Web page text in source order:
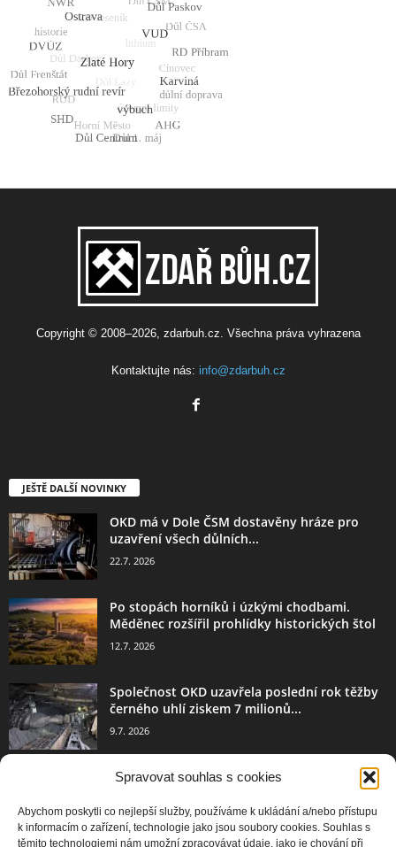
Spravovat souhlas s cookies
Abychom poskytli co nejlepší služby, používáme k ukládání a/nebo přístupu
k informacím o zařízení, technologie jako jsou soubory cookies. Souhlas s
těmito technologiemi nám umožní zpracovávat údaje, jako je chování při
Copyright © 2008–2026, zdarbuh.cz. Všechna práva vyhrazena
Kontaktujte nás: info@zdarbuh.cz
JEŠTĚ DALŠÍ NOVINKY
OKD má v Dole ČSM dostavěny hráze pro
uzavření všech důlních...
22.7. 2026
Po stopách horníků i úzkými chodbami.
Měděnec rozšířil prohlídky historických štol
12.7. 2026
Společnost OKD uzavřela poslední rok těžby
černého uhlí ziskem 7 milionů...
9.7. 2026
POPULÁRNÍ KATEGORIE
Média